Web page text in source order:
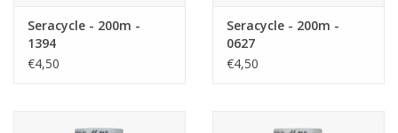
Seracycle - 200m -
1394
€4,50
Seracycle - 200m -
0627
€4,50